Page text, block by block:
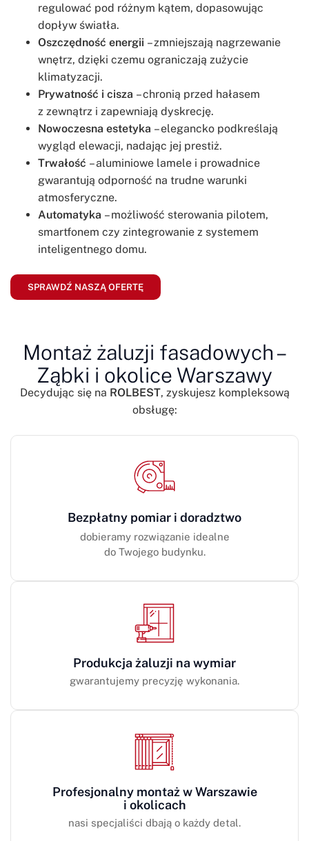
regulować pod różnym kątem, dopasowując
dopływ światła.
Oszczędność energii – zmniejszają nagrzewanie
wnętrz, dzięki czemu ograniczają zużycie
klimatyzacji.
Prywatność i cisza – chronią przed hałasem
z zewnątrz i zapewniają dyskrecję.
Nowoczesna estetyka – elegancko podkreślają
wygląd elewacji, nadając jej prestiż.
Trwałość – aluminiowe lamele i prowadnice
gwarantują odporność na trudne warunki
atmosferyczne.
Automatyka – możliwość sterowania pilotem,
smartfonem czy zintegrowanie z systemem
inteligentnego domu.
SPRAWDŹ NASZĄ OFERTĘ
Montaż żaluzji fasadowych –
Ząbki i okolice Warszawy
Decydując się na ROLBEST, zyskujesz kompleksową
obsługę:
Bezpłatny pomiar i doradztwo
dobieramy rozwiązanie idealne
do Twojego budynku.
Produkcja żaluzji na wymiar
gwarantujemy precyzję wykonania.
Profesjonalny montaż w Warszawie
i okolicach
nasi specjaliści dbają o każdy detal.